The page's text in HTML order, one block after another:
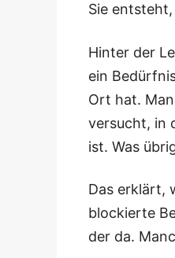
Sie
Hin­ter der
ein
Ort hat.
ver­sucht, in
ist. Was
Das erklärt,
blo­ckier­te
der da.